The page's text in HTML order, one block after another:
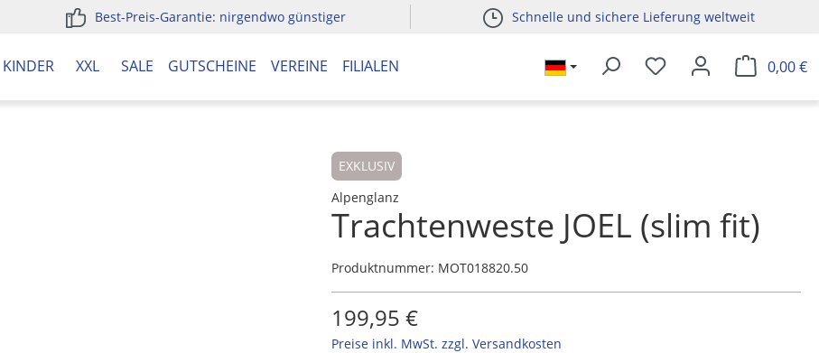
Best-Preis-Garantie: nirgendwo günstiger Schnelle und sichere Lieferung weltweit
KINDER XXL SALE GUTSCHEINE VEREINE FILIALEN 0,00 €
EXKLUSIV
Alpenglanz
Trachtenweste JOEL (slim fit)
Produktnummer: MOT018820.50
199,95 €
Preise inkl. MwSt. zzgl. Versandkosten